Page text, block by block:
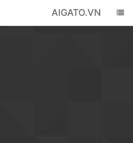
AIGATO.VN